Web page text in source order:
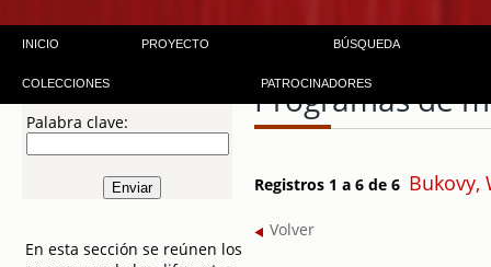
INICIO PROYECTO BÚSQUEDA
COLECCIONES PATROCINADORES
Palabra clave:
En esta sección se reúnen los
Programas de
Registros 1 a 6 de 6 Bukovy,
Volver